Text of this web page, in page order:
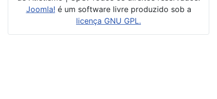
Joomla! é um software livre produzido sob a
licença GNU GPL.